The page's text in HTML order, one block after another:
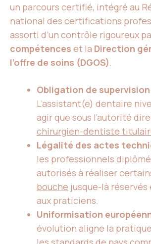
un parcours certifié, intégré au
national des certifications
assorti d’un contrôle rigoureux
compétences et la Direction
l’offre de soins (DGOS).
Obligation de supervision
L’assistant(e) dentaire
agir que sous l’autorité
chirurgien-dentiste
Légalité des actes
les professionnels
autorisés à réaliser
bouche jusque-là
aux praticiens.
Uniformisation
évolution aligne la